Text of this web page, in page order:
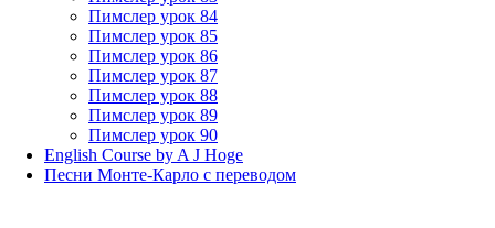
Пимслер урок 84
Пимслер урок 85
Пимслер урок 86
Пимслер урок 87
Пимслер урок 88
Пимслер урок 89
Пимслер урок 90
English Course by A J Hoge
Песни Монте-Карло с переводом